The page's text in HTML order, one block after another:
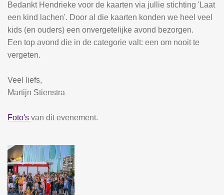
Bedankt Hendrieke voor de kaarten via jullie stichting 'Laat
een kind lachen'. Door al die kaarten konden we heel veel
kids (en ouders) een onvergetelijke avond bezorgen.
Een top avond die in de categorie valt: een om nooit te
vergeten.
Veel liefs,
Martijn Stienstra
Foto's van dit evenement.